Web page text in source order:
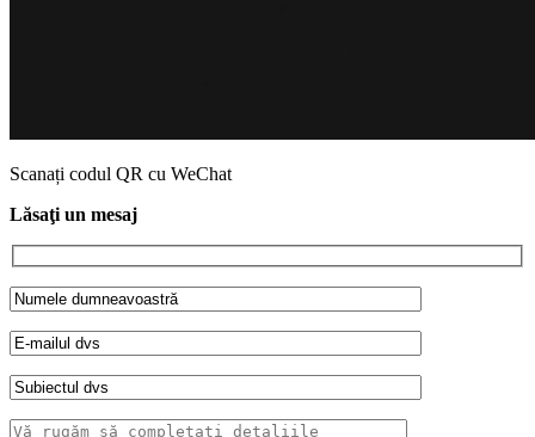
Scanați codul QR cu WeChat
Lăsaţi un mesaj